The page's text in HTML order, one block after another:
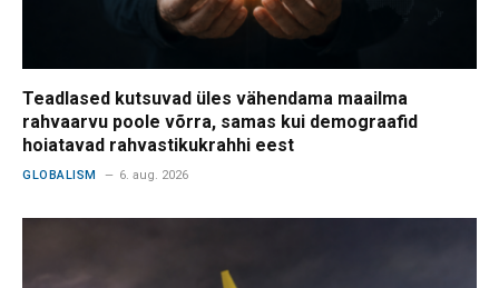
Teadlased kutsuvad üles vähendama maailma
rahvaarvu poole võrra, samas kui demograafid
hoiatavad rahvastikukrahhi eest
GLOBALISM 6. aug. 2026